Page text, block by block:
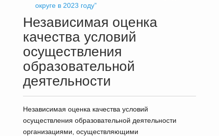
округе в 2023 году”
Независимая оценка
качества условий
осуществления
образовательной
деятельности
Независимая оценка качества условий
осуществления образовательной деятельности
организациями, осуществляющими